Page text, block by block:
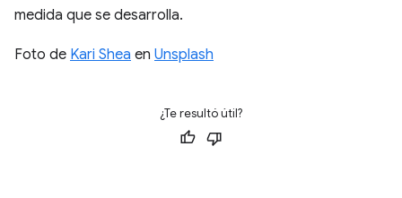
medida que se desarrolla.
Foto de Kari Shea en Unsplash
¿Te resultó útil?